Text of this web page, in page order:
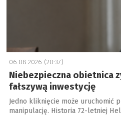
06.08.2026 (20:37)
Niebezpieczna obietnica
fałszywą inwestycję
Jedno kliknięcie może uruchomić
manipulację. Historia 72-letniej